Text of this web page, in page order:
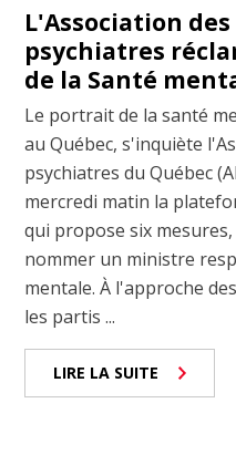
L'Association
psychiatres
de la Santé
Le portrait de la santé
au Québec, s'inquiète
psychiatres du Québec
mercredi matin la
qui propose six
nommer un ministre
mentale. À l'approche
les partis ...
LIRE LA SUITE